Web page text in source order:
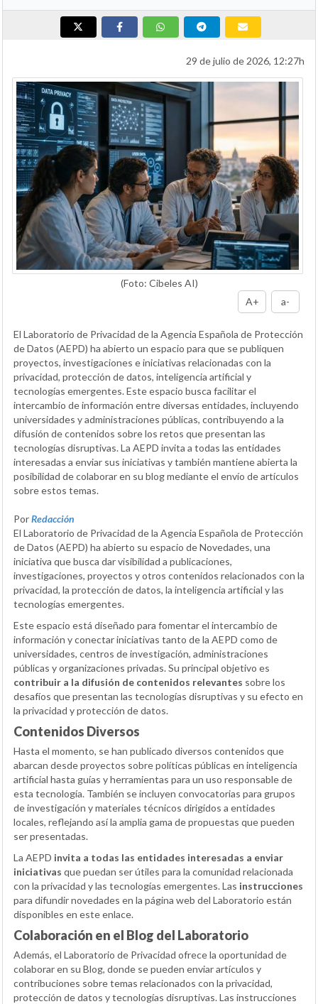
29 de julio de 2026, 12:27h
(Foto: Cibeles AI)
A+
a-
El Laboratorio de Privacidad de la Agencia Española de Protección
de Datos (AEPD) ha abierto un espacio para que se publiquen
proyectos, investigaciones e iniciativas relacionadas con la
privacidad, protección de datos, inteligencia artificial y
tecnologías emergentes. Este espacio busca facilitar el
intercambio de información entre diversas entidades, incluyendo
universidades y administraciones públicas, contribuyendo a la
difusión de contenidos sobre los retos que presentan las
tecnologías disruptivas. La AEPD invita a todas las entidades
interesadas a enviar sus iniciativas y también mantiene abierta la
posibilidad de colaborar en su blog mediante el envío de artículos
sobre estos temas.
PorRedacción
El Laboratorio de Privacidad de la Agencia Española de Protección
de Datos (AEPD) ha abierto su espacio de Novedades, una
iniciativa que busca dar visibilidad a publicaciones,
investigaciones, proyectos y otros contenidos relacionados con la
privacidad, la protección de datos, la inteligencia artificial y las
tecnologías emergentes.
Este espacio está diseñado para fomentar el intercambio de
información y conectar iniciativas tanto de la AEPD como de
universidades, centros de investigación, administraciones
públicas y organizaciones privadas. Su principal objetivo es
contribuir a la difusión de contenidos relevantes sobre los
desafíos que presentan las tecnologías disruptivas y su efecto en
la privacidad y protección de datos.
Contenidos Diversos
Hasta el momento, se han publicado diversos contenidos que
abarcan desde proyectos sobre políticas públicas en inteligencia
artificial hasta guías y herramientas para un uso responsable de
esta tecnología. También se incluyen convocatorias para grupos
de investigación y materiales técnicos dirigidos a entidades
locales, reflejando así la amplia gama de propuestas que pueden
ser presentadas.
La AEPD invita a todas las entidades interesadas a enviar
iniciativas que puedan ser útiles para la comunidad relacionada
con la privacidad y las tecnologías emergentes. Las instrucciones
para difundir novedades en la página web del Laboratorio están
disponibles en este enlace.
Colaboración en el Blog del Laboratorio
Además, el Laboratorio de Privacidad ofrece la oportunidad de
colaborar en su Blog, donde se pueden enviar artículos y
contribuciones sobre temas relacionados con la privacidad,
protección de datos y tecnologías disruptivas. Las instrucciones